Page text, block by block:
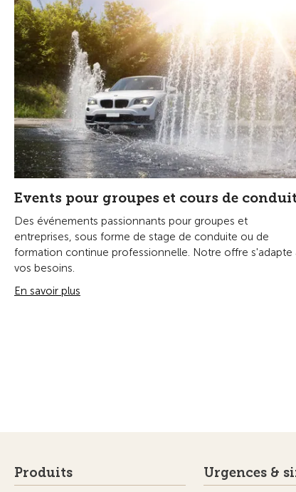
Events pour groupes et cours de
Des événements passionnants pour groupes et
entreprises, sous forme de stage de conduite ou de
formation continue professionnelle. Notre offre s'adapte
vos besoins.
En savoir plus
Produits Urgences &